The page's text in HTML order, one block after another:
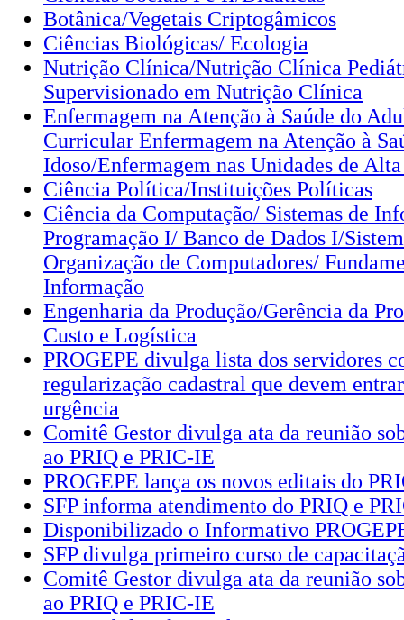
Botânica/Vegetais Criptogâmicos
Ciências Biológicas/ Ecologia
Nutrição Clínica/Nutrição Clínica
Supervisionado em Nutrição Clínica
Enfermagem na Atenção à Saúde do
Curricular Enfermagem na Atenção à
Idoso/Enfermagem nas Unidades de
Ciência Política/Instituições Políticas
Ciência da Computação/ Sistemas de
Programação I/ Banco de Dados I/
Organização de Computadores/
Informação
Engenharia da Produção/Gerência da
Custo e Logística
PROGEPE divulga lista dos servidores
regularização cadastral que devem
urgência
Comitê Gestor divulga ata da reunião
ao PRIQ e PRIC-IE
PROGEPE lança os novos editais do
SFP informa atendimento do PRIQ e
Disponibilizado o Informativo
SFP divulga primeiro curso de
Comitê Gestor divulga ata da reunião
ao PRIQ e PRIC-IE